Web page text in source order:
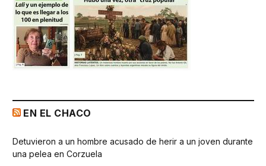
EN EL CHACO
Detuvieron a un hombre acusado de herir a un joven durante
una pelea en Corzuela